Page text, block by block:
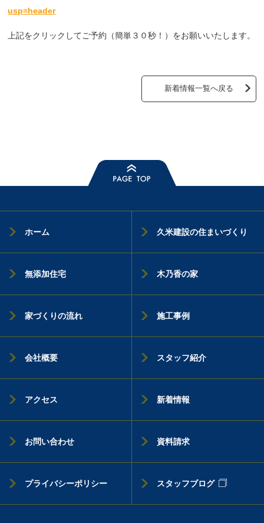
usp=header
上記をクリックしてご予約（簡単３０秒！）をお願いいたします。
新着情報一覧へ戻る
ホーム 久米建設の住まいづくり
無添加住宅 木乃香の家
家づくりの流れ 施工事例
会社概要 スタッフ紹介
アクセス 新着情報
お問い合わせ 資料請求
プライバシーポリシー スタッフブログ